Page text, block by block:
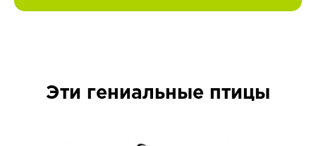
Эти гениальные птицы